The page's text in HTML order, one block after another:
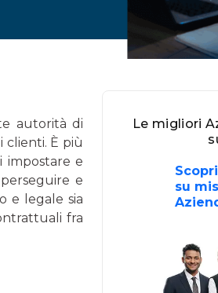
autorità di
clienti. È più
impostare e
e
e legale sia
fra
Le migliori
su